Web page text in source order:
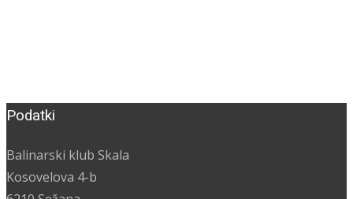
Podatki
Balinarski klub Skala
Kosovelova 4-b